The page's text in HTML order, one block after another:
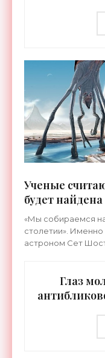
Ученые
будет
«Космос»
«Мы собираемся
столетии».
астроном Сет
Глаз